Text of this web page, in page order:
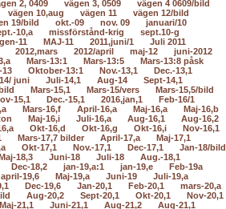
2, 0409 vägen 3, 0509
vägen 4 0609/bild
vägen 10,aug vägen 11
vägen 12/bild
19/bild okt.-09 nov. 09
januari/10
10,a missförstånd-krig
sept.10-g
11 MAJ-11 2011,juni/1
Juli 2011
2012,mars 2012/april maj-12
juni-2012
Mars-13:1 Mars-13:5
Mars-13:8 påsk
13 Oktober-13:1 Nov.-13,1
Dec.-13,1
juni Juli-14,1 Aug-14
Sept-14,1
Mars-15,1 Mars-15/vers
Mars-15,5/bild
15,1 Dec.-15,1 2016,jan,1
Feb-16/1
Mars-16,f April-16,a Maj-16,a
Maj-16,b
Maj-16,i Juli-16,a Aug-16,1
Aug-16,2
Okt-16,d Okt-16,g Okt-16,i
Nov-16,1
Mars-17,7 bilder April-17,a
Maj-17,1
Okt-17,1 Nov.-17,1 Dec-17,1
Jan-18/bild
18,3 Juni-18 Juli-18
Aug.-18,1
Dec-18,2 jan-19,a:1 jan-19,e
Feb-19a
april-19,6 Maj-19,a Juni-19
Juli-19,a
Dec-19,6 Jan-20,1 Feb-20,1
mars-20,a
Aug-20,2 Sept-20,1 Okt-20,1
Nov-20,1
Maj-21,1 Juni-21,1 Aug-21,2
Aug-21,1